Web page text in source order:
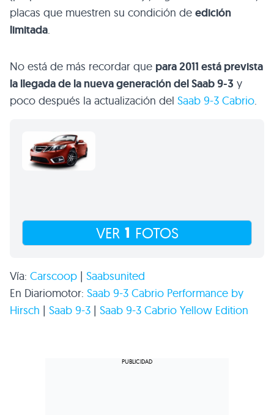
placas que muestren su condición de edición
limitada.
No está de más recordar que para 2011 está prevista
la llegada de la nueva generación del Saab 9-3 y
poco después la actualización del Saab 9-3 Cabrio.
VER 1 FOTOS
Vía: Carscoop | Saabsunited
En Diariomotor: Saab 9-3 Cabrio Performance by
Hirsch | Saab 9-3 | Saab 9-3 Cabrio Yellow Edition